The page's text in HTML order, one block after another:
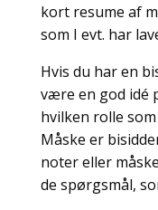
kort resume af
som I evt. har
Hvis du har en
være en god idé
hvilken rolle
Måske er
noter eller
de spørgsmål,